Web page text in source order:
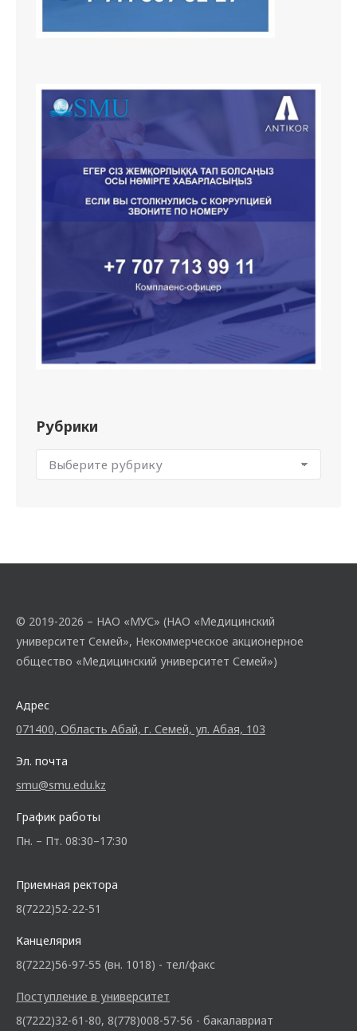
Рубрики
© 2019-2026 – НАО «МУС» (НАО «Медицинский
университет Семей», Некоммерческое акционерное
общество «Медицинский университет Семей»)
Адрес
071400, Область Абай, г. Семей, ул. Абая, 103
Эл. почта
smu@smu.edu.kz
График работы
Пн. – Пт. 08:30–17:30
Приемная ректора
8(7222)52-22-51
Канцелярия
8(7222)56-97-55 (вн. 1018) - тел/факс
Поступление в университет
8(7222)32-61-80, 8(778)008-57-56 - бакалавриат